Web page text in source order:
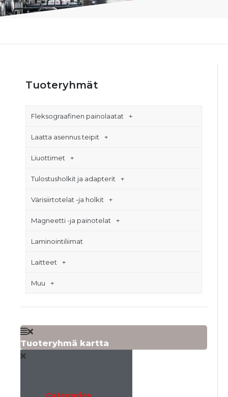
Tuoteryhmät
Fleksograafinen painolaatat
Laatta asennus teipit
Liuottimet
Tulostusholkit ja adapterit
Värisiirtotelat -ja holkit
Magneetti -ja painotelat
Laminointiliimat
Laitteet
Muu
Tuoteryhmä kartta